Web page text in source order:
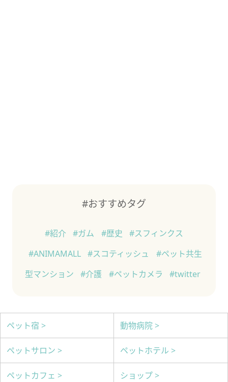
#おすすめタグ
#紹介 #ガム #歴史
#スフィンクス
#ANIMAMALL
#スコティッシュ
#ペット共生
型マンション
#介護 #ペットカメラ #twitter
ペット宿 > 動物病院 >
ペットサロン > ペットホテル >
ペットカフェ > ショップ >